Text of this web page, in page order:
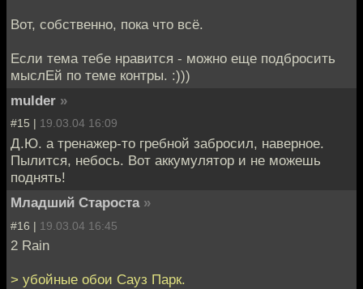
Вот, собственно, пока что всё.
Если тема тебе нравится - можно еще подбросить
мыслЕй по теме контры. :)))
mulder »
#15 | 19.03.04 16:09
Д.Ю. а тренажер-то гребной забросил, наверное.
Пылится, небось. Вот аккумулятор и не можешь
поднять!
Младший Староста »
#16 | 19.03.04 16:45
2 Rain
> убойные обои Сауз Парк.